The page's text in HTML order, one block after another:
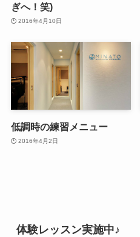
ぎへ！笑)
2016年4月10日
低調時の練習メニュー
2016年4月2日
体験レッスン実施中♪